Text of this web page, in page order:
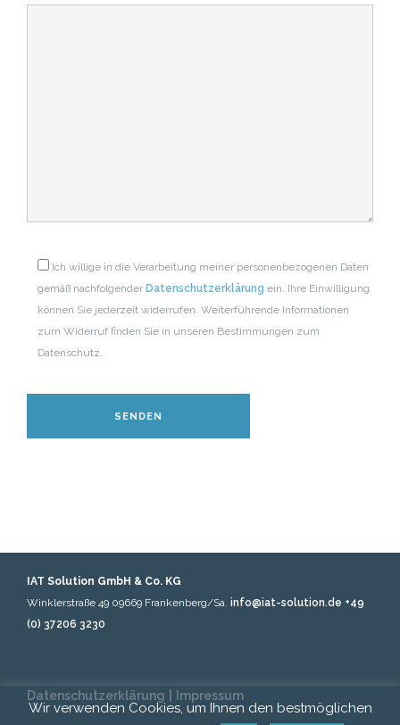
Ich willige in die Verarbeitung meiner personenbezogenen Daten
gemäß nachfolgender Datenschutzerklärung ein. Ihre Einwilligung
können Sie jederzeit widerrufen. Weiterführende Informationen
zum Widerruf finden Sie in unseren Bestimmungen zum
Datenschutz.
IAT Solution GmbH & Co. KG
Winklerstraße 49 09669 Frankenberg/Sa. info@iat-solution.de +49
(0) 37206 3230
Datenschutzerklärung Impressum
Wir verwenden Cookies, um Ihnen den bestmöglichen